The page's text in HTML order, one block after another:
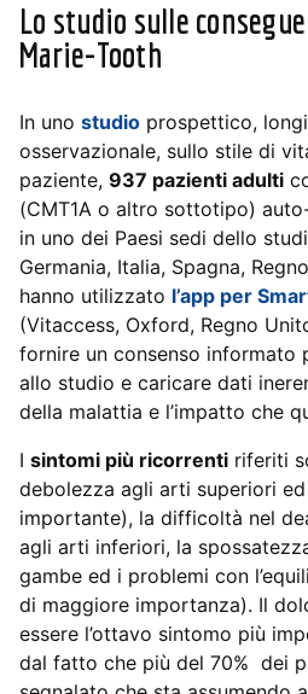
Lo studio sulle
Marie-Tooth
In uno studio prospettico,
osservazionale, sullo stile di
paziente, 937 pazienti adulti
(CMT1A o altro sottotipo)
in uno dei Paesi sedi dello
Germania, Italia, Spagna,
hanno utilizzato l’app per
(Vitaccess, Oxford, Regno
fornire un consenso informato
allo studio e caricare dati
della malattia e l’impatto che
I sintomi più ricorrenti riferiti
debolezza agli arti superiori
importante), la difficoltà nel
agli arti inferiori, la
gambe ed i problemi con
di maggiore importanza). Il
essere l’ottavo sintomo più
dal fatto che più del 70% dei